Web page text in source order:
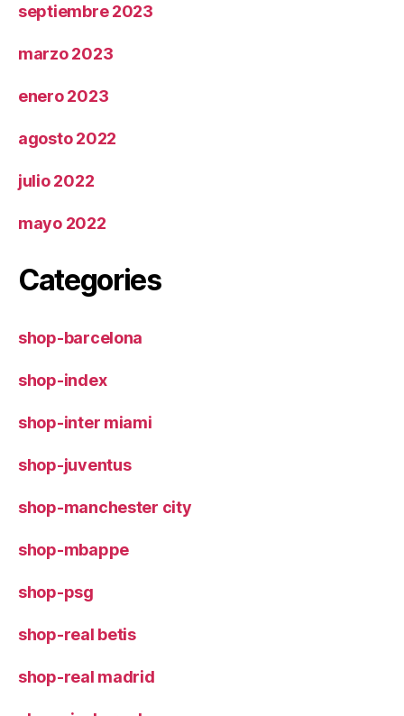
septiembre 2023
marzo 2023
enero 2023
agosto 2022
julio 2022
mayo 2022
Categories
shop-barcelona
shop-index
shop-inter miami
shop-juventus
shop-manchester city
shop-mbappe
shop-psg
shop-real betis
shop-real madrid